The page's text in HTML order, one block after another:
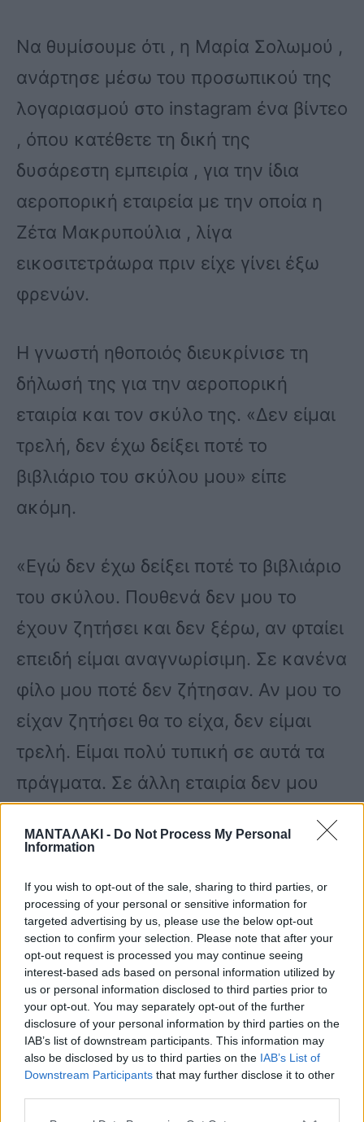
ΜΑΝΤΑΛΑΚΙ - Do Not Process My Personal
Information
If you wish to opt-out of the sale, sharing to third parties, or
processing of your personal or sensitive information for
targeted advertising by us, please use the below opt-out
section to confirm your selection. Please note that after your
opt-out request is processed you may continue seeing
interest-based ads based on personal information utilized by
us or personal information disclosed to third parties prior to
your opt-out. You may separately opt-out of the further
disclosure of your personal information by third parties on the
IAB’s list of downstream participants. This information may
also be disclosed by us to third parties on the IAB’s List of
Downstream Participants that may further disclose it to other
Να θυμίσουμε ότι , η Μαρία Σολωμού ,
ανάρτησε μέσω του προσωπικού της
λογαριασμού στο instagram ένα βίντεο
, όπου κατέθετε τη δική της
δυσάρεστη εμπειρία , για την ίδια
αεροπορική εταιρεία με την οποία η
Ζέτα Μακρυπούλια , λίγα
εικοσιτετράωρα πριν είχε γίνει έξω
φρενών.
Η γνωστή ηθοποιός διευκρίνισε τη
δήλωσή της για την αεροπορική
εταιρία και τον σκύλο της. «Δεν είμαι
τρελή, δεν έχω δείξει ποτέ το
βιβλιάριο του σκύλου μου» είπε
ακόμη.
«Εγώ δεν έχω δείξει ποτέ το βιβλιάριο
του σκύλου. Πουθενά δεν μου το
έχουν ζητήσει και δεν ξέρω, αν φταίει
επειδή είμαι αναγνωρίσιμη. Σε κανένα
φίλο μου ποτέ δεν ζήτησαν. Αν μου το
είχαν ζητήσει θα το είχα, δεν είμαι
τρελή. Είμαι πολύ τυπική σε αυτά τα
πράγματα. Σε άλλη εταιρία δεν μου
πετάω δύο χρόνια, κάθε εβδομάδα στη
ποτέ ταυτότητα. Με χαιρετάνε στον
έλεγχο», είπε.
Ενώ πρόσθεσε: «Τώρα πέταξα με
άλλη εταιρία, κακώς δεν είχα το
βιβλιάριο του σκύλου μαζί, αλλά δεν
είχε και μια υποσημείωση. Φάουλ δικό